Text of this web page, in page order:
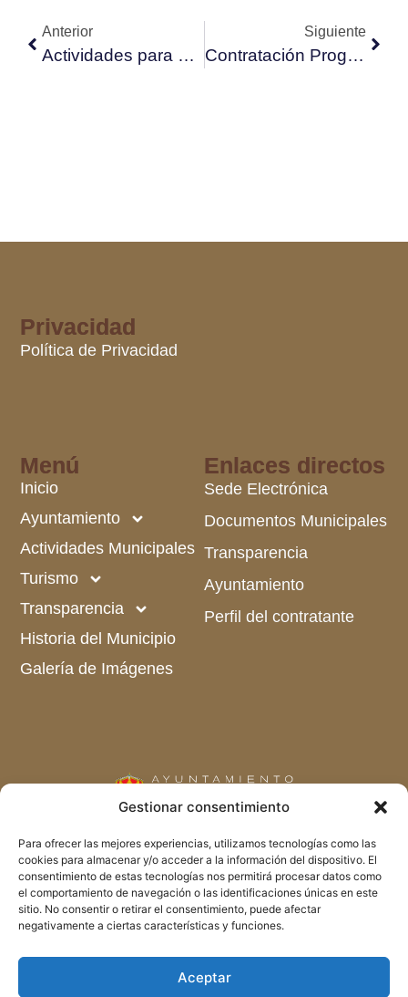
Gestionar consentimiento
Para ofrecer las mejores experiencias, utilizamos tecnologías como las
cookies para almacenar y/o acceder a la información del dispositivo. El
consentimiento de estas tecnologías nos permitirá procesar datos como
el comportamiento de navegación o las identificaciones únicas en este
sitio. No consentir o retirar el consentimiento, puede afectar
negativamente a ciertas características y funciones.
Aceptar
Anterior
Actividades para niñ@s
Siguiente
Contratación Programa de Fomento del Empleo Juvenil
C/ Carretas Nº 34
28739 Gargantilla del Lozoya (Madrid)
Telf. 918 695 013
Fax. 918 695 393
aytogarpin@ayuntamientos.madrid.org
Enlaces directos
Sede Electrónica
Documentos Municipales
Transparencia
Ayuntamiento
Perfil del contratante
Menú
Inicio
Ayuntamiento
Actividades Municipales
Turismo
Transparencia
Historia del Municipio
Galería de Imágenes
Privacidad
Política de Privacidad